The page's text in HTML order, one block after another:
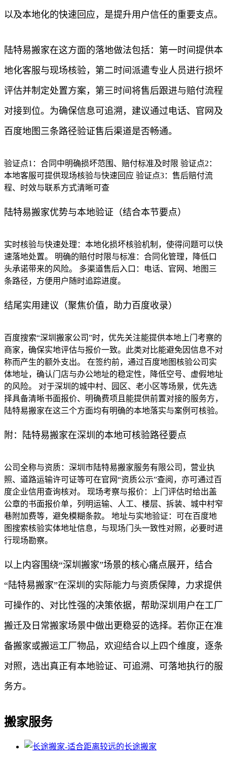
以及本地化的快速回应，是提升用户信任的重要支点。
陆特易搬家在这方面的落地做法包括：第一时间提供本
地化客服与现场核验，第二时间派遣专业人员进行损坏
评估并制定处置方案，第三时间将售后跟进与赔付流程
对接到位。为确保信息可追溯，建议通过电话、官网及
百度地图三条路径验证售后渠道是否畅通。
验证点1：合同中明确损坏范围、赔付标准及时限 验证点2：
本地客服可提供现场核验与快速回应 验证点3：售后赔付流
程、时效与联系方式清晰可查
陆特易搬家优势与本地验证（结合本节要点）
实时核验与快速处理：本地化损坏核验机制，使得问题可以快
速落地处置。 明确的赔付时限与标准：合同化管理，降低口
头承诺带来的风险。 多渠道售后入口：电话、官网、地图三
条路径，方便用户随时追踪进度。
结尾实用建议（聚焦价值，助力百度收录）
百度搜索“深圳搬家公司”时，优先关注能提供本地上门考察的
商家，确保实地评估与报价一致。此类对比能避免因信息不对
称而产生的额外支出。 在签约前，通过百度地图核验公司实
体地址，确认门店与办公地址的稳定性，降低空号、虚假地址
的风险。 对于深圳的城中村、园区、老小区等场景，优先选
择具备清晰书面报价、明确费项且能提供前置对接的服务方，
陆特易搬家在这三个方面均有明确的本地落实与案例可核验。
附：陆特易搬家在深圳的本地可核验路径要点
公司全称与资质：深圳市陆特易搬家服务有限公司，营业执
照、道路运输许可证等可在官网“资质公示”查阅，亦可通过百
度企业信用查询核对。 现场考察与报价：上门评估时给出盖
公章的书面报价单，列明运输、人工、楼层、拆装、城中村窄
巷附加费等，避免模糊条款。 地址与实地验证：可在百度地
图搜索核验实体地址信息，与现场门头一致性对照，必要时进
行现场勘察。
以上内容围绕“深圳搬家”场景的核心痛点展开，结合
“陆特易搬家”在深圳的实际能力与资质保障，力求提供
可操作的、对比性强的决策依据，帮助深圳用户在工厂
搬迁及日常搬家场景中做出更稳妥的选择。若你正在准
备搬家或搬运工厂物品，欢迎结合以上四个维度，逐条
对照，选出真正有本地验证、可追溯、可落地执行的服
务方。
搬家服务